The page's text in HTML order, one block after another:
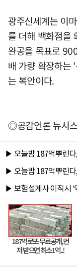
광주신세계는 이
를 더해 백화점을
완공을 목표로
배 가량 확장하는
는 복안이다.
◎공감언론 뉴시